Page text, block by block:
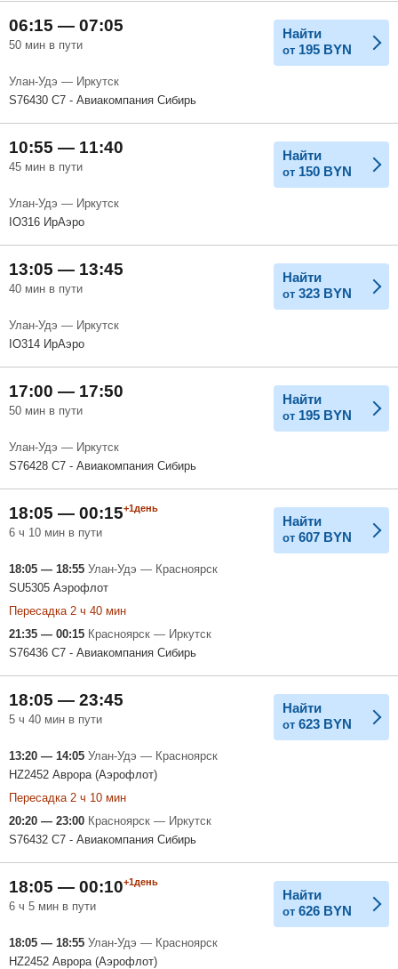
06:15 — 07:05
50 мин в пути
Найти
от 195 BYN
Улан-Удэ — Иркутск
S76430 С7 - Авиакомпания Сибирь
10:55 — 11:40
45 мин в пути
Найти
от 150 BYN
Улан-Удэ — Иркутск
IO316 ИрАэро
13:05 — 13:45
40 мин в пути
Найти
от 323 BYN
Улан-Удэ — Иркутск
IO314 ИрАэро
17:00 — 17:50
50 мин в пути
Найти
от 195 BYN
Улан-Удэ — Иркутск
S76428 С7 - Авиакомпания Сибирь
18:05 — 00:15+1день
6 ч 10 мин в пути
Найти
от 607 BYN
18:05 — 18:55 Улан-Удэ — Красноярск
SU5305 Аэрофлот
Пересадка 2 ч 40 мин
21:35 — 00:15 Красноярск — Иркутск
S76436 С7 - Авиакомпания Сибирь
18:05 — 23:45
5 ч 40 мин в пути
Найти
от 623 BYN
13:20 — 14:05 Улан-Удэ — Красноярск
HZ2452 Аврора (Аэрофлот)
Пересадка 2 ч 10 мин
20:20 — 23:00 Красноярск — Иркутск
S76432 С7 - Авиакомпания Сибирь
18:05 — 00:10+1день
6 ч 5 мин в пути
Найти
от 626 BYN
18:05 — 18:55 Улан-Удэ — Красноярск
HZ2452 Аврора (Аэрофлот)